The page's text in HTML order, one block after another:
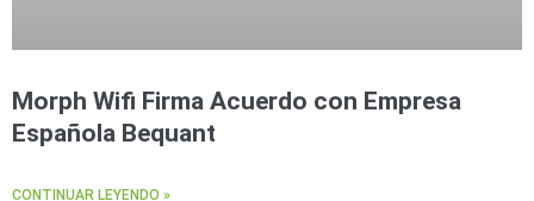
Morph Wifi Firma Acuerdo con Empresa
Española Bequant
CONTINUAR LEYENDO »